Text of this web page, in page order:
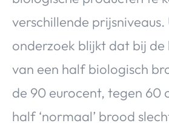
verschillende
onderzoek blijkt dat bij de
van een half biologisch
de 90 eurocent, tegen 60
half ‘normaal’ brood